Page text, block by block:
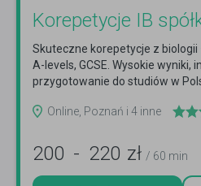
Korepetycje IB
Skuteczne korepetycje z
A-levels, GCSE. Wysokie wyniki,
przygotowanie do studiów w
Online, Poznań i 4 inne
200 - 220 zł / 60 min